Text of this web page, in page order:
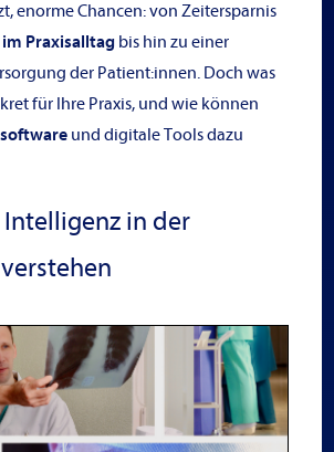
enorme Chancen: von Zeitersparnis
Praxisalltag bis hin zu einer
der Patient:innen. Doch was
für Ihre Praxis, und wie können
und digitale Tools dazu
in der